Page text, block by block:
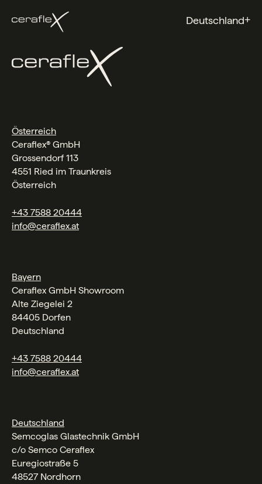
Deutschland+
Österreich
Ceraflex® GmbH
Grossendorf 113
4551 Ried im Traunkreis
Österreich
+43 7588 20444
info@ceraflex.at
Bayern
Ceraflex GmbH Showroom
Alte Ziegelei 2
84405 Dorfen
Deutschland
+43 7588 20444
info@ceraflex.at
Deutschland
Semcoglas Glastechnik GmbH
c/o Semco Ceraflex
Euregiostraße 5
48527 Nordhorn